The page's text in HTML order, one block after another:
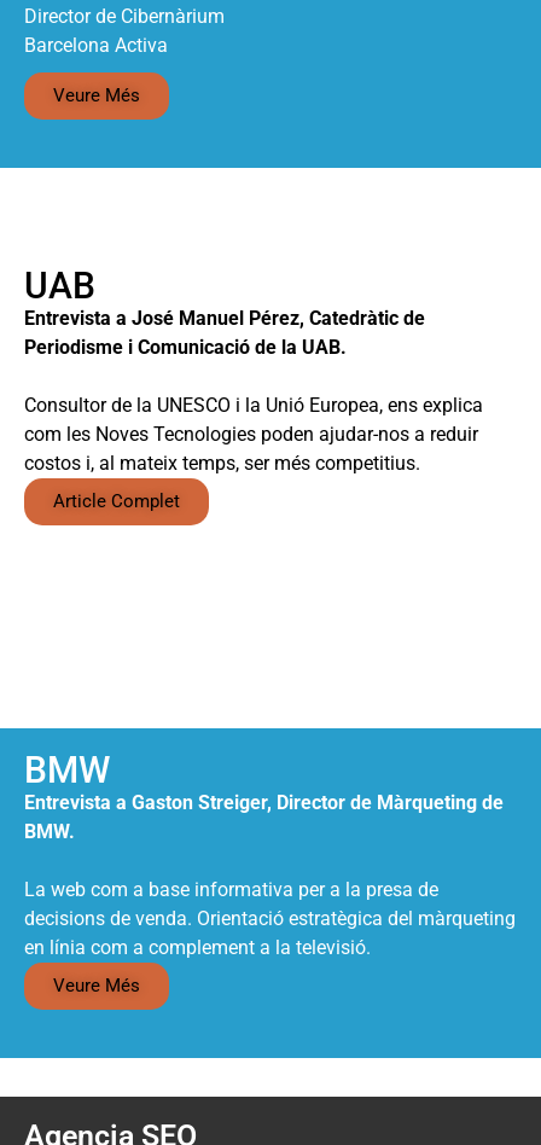
Director de Cibernàrium
Barcelona Activa
Veure Més
UAB
Entrevista a José Manuel Pérez, Catedràtic de
Periodisme i Comunicació de la UAB.
Consultor de la UNESCO i la Unió Europea, ens explica
com les Noves Tecnologies poden ajudar-nos a reduir
costos i, al mateix temps, ser més competitius.
Article Complet
BMW
Entrevista a Gaston Streiger, Director de Màrqueting de
BMW.
La web com a base informativa per a la presa de
decisions de venda. Orientació estratègica del màrqueting
en línia com a complement a la televisió.
Veure Més
Agencia SEO